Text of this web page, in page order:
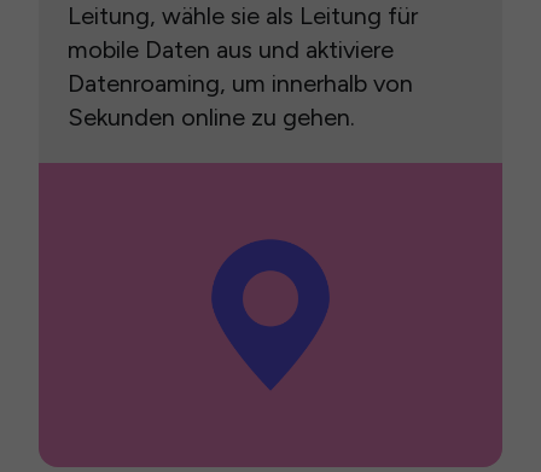
Leitung, wähle sie als Leitung für
mobile Daten aus und aktiviere
Datenroaming, um innerhalb von
Sekunden online zu gehen.